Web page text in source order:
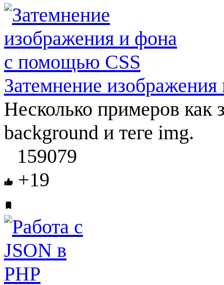
Затемнение
Несколько примеров как
background и теге img.
159079
+19